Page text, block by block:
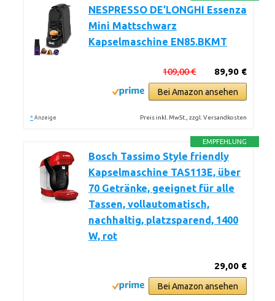
NESPRESSO DE’LONGHI Essenza
Mini Mattschwarz
Kapselmaschine EN85.BKMT
89,90 €
109,00 €
Bei Amazon ansehen
* Anzeige Preis inkl. MwSt., zzgl. Versandkosten
EMPFEHLUNG
Bosch Tassimo Style friendly
Kapselmaschine TAS113E, über
70 Getränke, geeignet für alle
Tassen, vollautomatisch,
nachhaltig, platzsparend, 1400
W, rot
29,00 €
Bei Amazon ansehen